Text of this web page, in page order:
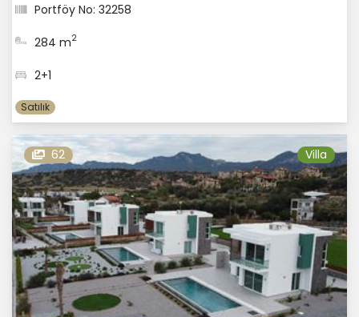
Portföy No: 32258
284 m2
2+1
Satılık
62 Villa